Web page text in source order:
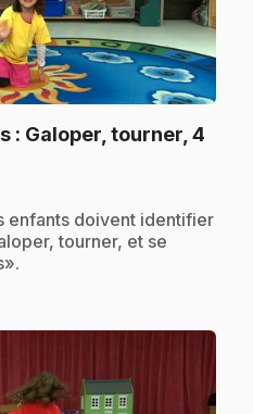
: Galoper, tourner, 4
enfants doivent identifier
tourner, et se